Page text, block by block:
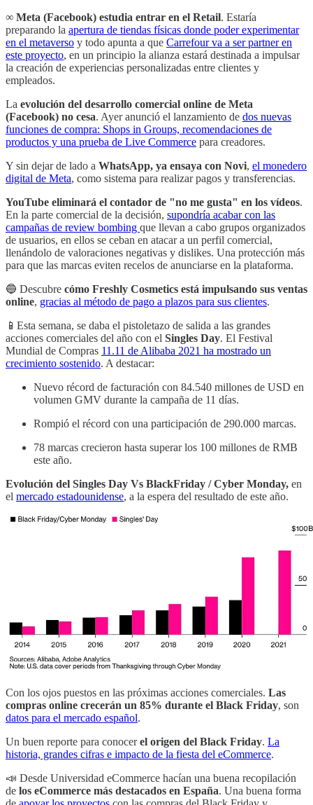
∞ Meta (Facebook) estudia entrar en el Retail. Estaría
preparando la apertura de tiendas físicas donde poder experimentar
en el metaverso y todo apunta a que Carrefour va a ser partner en
este proyecto, en un principio la alianza estará destinada a impulsar
la creación de experiencias personalizadas entre clientes y
empleados.
La evolución del desarrollo comercial online de Meta
(Facebook) no cesa. Ayer anunció el lanzamiento de dos nuevas
funciones de compra: Shops in Groups, recomendaciones de
productos y una prueba de Live Commerce para creadores.
Y sin dejar de lado a WhatsApp, ya ensaya con Novi, el monedero
digital de Meta, como sistema para realizar pagos y transferencias.
YouTube eliminará el contador de "no me gusta" en los vídeos.
En la parte comercial de la decisión, supondría acabar con las
campañas de review bombing que llevan a cabo grupos organizados
de usuarios, en ellos se ceban en atacar a un perfil comercial,
llenándolo de valoraciones negativas y dislikes. Una protección más
para que las marcas eviten recelos de anunciarse en la plataforma.
🔵 Descubre cómo Freshly Cosmetics está impulsando sus ventas
online, gracias al método de pago a plazos para sus clientes.
📱Esta semana, se daba el pistoletazo de salida a las grandes
acciones comerciales del año con el Singles Day. El Festival
Mundial de Compras 11.11 de Alibaba 2021 ha mostrado un
crecimiento sostenido. A destacar:
Nuevo récord de facturación con 84.540 millones de USD en
volumen GMV durante la campaña de 11 días.
Rompió el récord con una participación de 290.000 marcas.
78 marcas crecieron hasta superar los 100 millones de RMB
este año.
Evolución del Singles Day Vs BlackFriday / Cyber Monday, en
el mercado estadounidense, a la espera del resultado de este año.
Con los ojos puestos en las próximas acciones comerciales. Las
compras online crecerán un 85% durante el Black Friday, son
datos para el mercado español.
Un buen reporte para conocerel origen del Black Friday. La
historia, grandes cifras e impacto de la fiesta del eCommerce.
📣 Desde Universidad eCommerce hacían una buena recopilación
de los eCommerce más destacados en España. Una buena forma